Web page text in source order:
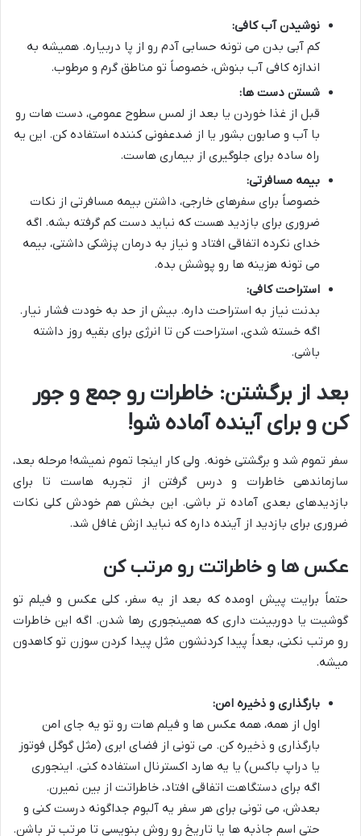
نوشیدن آب کافی:
کم آبی بدن می تونه حسابی آدم رو از پا دربیاره. همیشه به
اندازه کافی آب بنوش، خصوصاً تو مناطق گرم و مرطوب.
شستن دست ها:
قبل از غذا خوردن یا بعد از لمس سطوح عمومی، دست هات رو
با آب و صابون بشور یا از ضدعفونی کننده استفاده کن. این یه
راه ساده برای جلوگیری از بیماری هاست.
بیمه مسافرتی:
خصوصاً برای سفرهای خارجی، داشتن بیمه مسافرتی از نکات
ضروری برای بازدید هست که نباید دست کم گرفته بشه. اگه
خدای نکرده اتفاقی افتاد و نیاز به درمان پزشکی داشتی، بیمه
می تونه هزینه ها رو پوشش بده.
استراحت کافی:
بدنت نیاز به استراحت داره. بیش از حد به خودت فشار نیار.
اگه خسته شدی، استراحت کن تا انرژی برای بقیه روز داشته
باشی.
بعد از برگشتن: خاطرات رو جمع و جور
کن و برای آینده آماده شو!
سفر تموم شد و برگشتی خونه. ولی کار اینجا تموم نمیشه! مرحله بعد،
سازماندهی خاطرات و درس گرفتن از تجربه هاست تا برای
بازدیدهای بعدی آماده تر باشی. این بخش هم خودش کلی نکات
ضروری برای بازدید از آینده داره که نباید ازش غافل شد.
عکس ها و خاطراتت رو مرتب کن
حتماً برایت پیش اومده که بعد از یه سفر، کلی عکس و فیلم تو
گوشیت یا دوربینت داری که همینجوری رها شدن. اگه این خاطرات
رو مرتب نکنی، بعداً پیدا کردنشون مثل پیدا کردن سوزن تو کاهدون
میشه.
بارگذاری و ذخیره امن:
اول از همه، همه عکس ها و فیلم هات رو تو یه جای امن
بارگذاری و ذخیره کن. می تونی از فضای ابری (مثل گوگل فوتوز
یا دراپ باکس) یا یه هارد اکسترنال استفاده کنی. اینجوری
اگه برای دستگاهت اتفاقی افتاد، خاطراتت از بین نمیرن.
بعدش، می تونی برای هر سفر یه آلبوم جداگونه درست کنی و
حتی اسم جاذبه ها یا تاریخ رو روش بنویسی تا مرتب تر باشن.